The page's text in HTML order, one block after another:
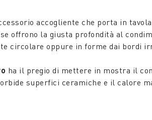
accogliente che porta in
offrono la giusta profondità al
circolare oppure in forme dai bordi
ha il pregio di mettere in mostra il
superfici ceramiche e il calore